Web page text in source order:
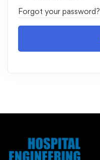
Forgot your password?